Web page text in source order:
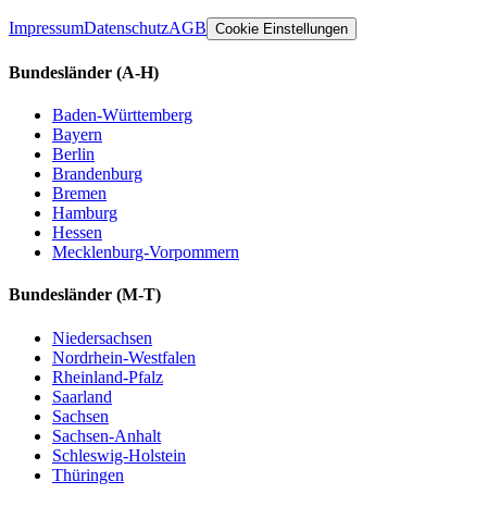
ImpressumDatenschutzAGB Cookie Einstellungen
Bundesländer (A-H)
Baden-Württemberg
Bayern
Berlin
Brandenburg
Bremen
Hamburg
Hessen
Mecklenburg-Vorpommern
Bundesländer (M-T)
Niedersachsen
Nordrhein-Westfalen
Rheinland-Pfalz
Saarland
Sachsen
Sachsen-Anhalt
Schleswig-Holstein
Thüringen